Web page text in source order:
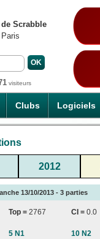
Clubs Logiciels
Scrabble
visiteurs
2012
13/10/2013 - 3 parties
Top = 2767 CI = 0.0
5 N1 10 N2